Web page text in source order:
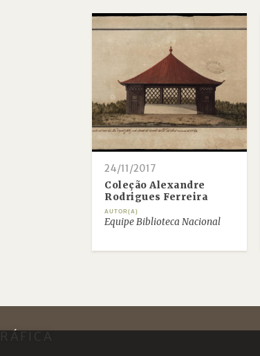
24/11/2017
Coleção Alexandre
Rodrigues Ferreira
AUTOR(A)
Equipe Biblioteca Nacional